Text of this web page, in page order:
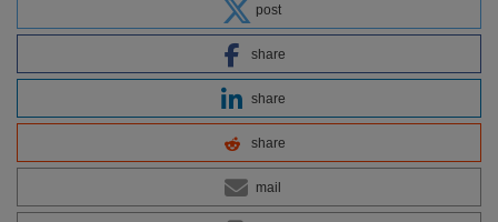
post
share
share
share
mail